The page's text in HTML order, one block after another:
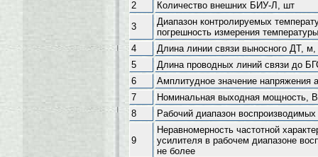
2
Количество внешних БИУ-Л, шт
3
Диапазон контролируемых
погрешность измерения
4
Длина линии связи выносного ДТ, м,
5
Длина проводных линий связи до
6
Амплитудное значение напряжения
7
Номинальная выходная мощность,
8
Рабочий диапазон воспроизводимых
9
Неравномерность частотной
усилителя в рабочем диапазоне
не более